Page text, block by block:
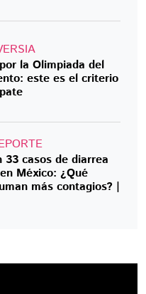
la Olimpiada del
este es el criterio
33 casos de diarrea
México: ¿Qué
más contagios? |